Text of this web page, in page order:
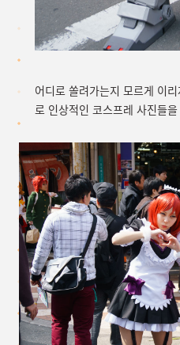
어디로 쏠려가는지 모르게 이
로 인상적인 코스프레 사진들